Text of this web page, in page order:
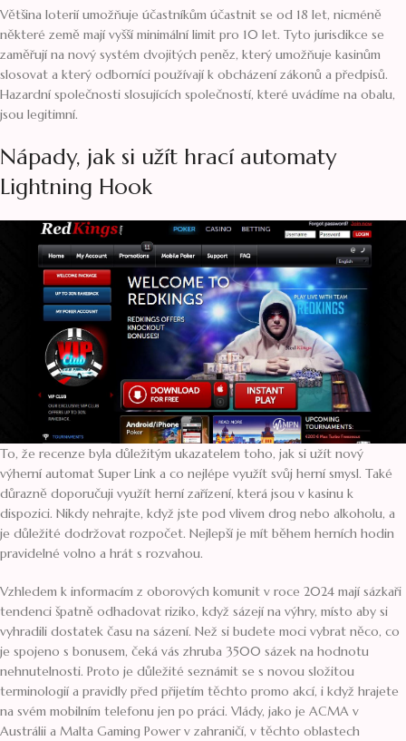
Většina loterií umožňuje účastníkům účastnit se od 18 let, nicméně
některé země mají vyšší minimální limit pro 10 let. Tyto jurisdikce se
zaměřují na nový systém dvojitých peněz, který umožňuje kasinům
slosovat a který odborníci používají k obcházení zákonů a předpisů.
Hazardní společnosti slosujících společností, které uvádíme na obalu,
jsou legitimní.
Nápady, jak si užít hrací automaty
Lightning Hook
To, že recenze byla důležitým ukazatelem toho, jak si užít nový
výherní automat Super Link a co nejlépe využít svůj herní smysl. Také
důrazně doporučuji využít herní zařízení, která jsou v kasinu k
dispozici. Nikdy nehrajte, když jste pod vlivem drog nebo alkoholu, a
je důležité dodržovat rozpočet. Nejlepší je mít během herních hodin
pravidelné volno a hrát s rozvahou.
Vzhledem k informacím z oborových komunit v roce 2024 mají sázkaři
tendenci špatně odhadovat riziko, když sázejí na výhry, místo aby si
vyhradili dostatek času na sázení. Než si budete moci vybrat něco, co
je spojeno s bonusem, čeká vás zhruba 3500 sázek na hodnotu
nehnutelnosti. Proto je důležité seznámit se s novou složitou
terminologií a pravidly před přijetím těchto promo akcí, i když hrajete
na svém mobilním telefonu jen po práci. Vlády, jako je ACMA v
Austrálii a Malta Gaming Power v zahraničí, v těchto oblastech